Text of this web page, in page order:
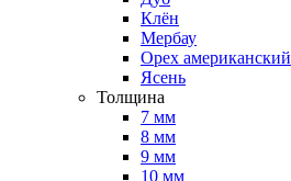
Клён
Мербау
Орех американский
Ясень
Толщина
7 мм
8 мм
9 мм
10 мм